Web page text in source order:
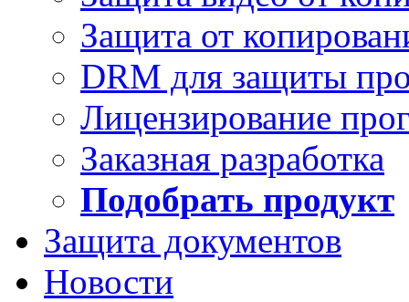
Защита от
DRM для защиты
Лицензирование
Заказная разработка
Подобрать продукт
Защита документов
Новости